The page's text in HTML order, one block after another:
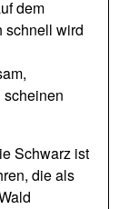
dem
schnell wird
Schwarz ist
die als